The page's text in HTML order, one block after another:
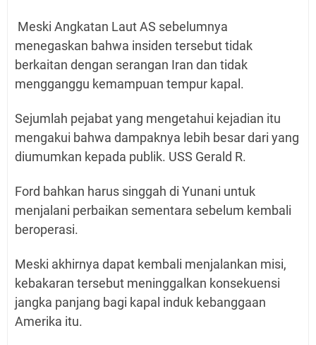
Meski Angkatan Laut AS sebelumnya
menegaskan bahwa insiden tersebut tidak
berkaitan dengan serangan Iran dan tidak
mengganggu kemampuan tempur kapal.
Sejumlah pejabat yang mengetahui kejadian itu
mengakui bahwa dampaknya lebih besar dari yang
diumumkan kepada publik. USS Gerald R.
Ford bahkan harus singgah di Yunani untuk
menjalani perbaikan sementara sebelum kembali
beroperasi.
Meski akhirnya dapat kembali menjalankan misi,
kebakaran tersebut meninggalkan konsekuensi
jangka panjang bagi kapal induk kebanggaan
Amerika itu.